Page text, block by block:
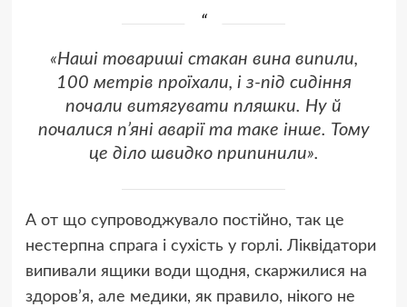
«Наші товариші стакан вина випили,
100 метрів проїхали, і з-під сидіння
почали витягувати пляшки. Ну й
почалися п’яні аварії та таке інше. Тому
це діло швидко припинили».
А от що супроводжувало постійно, так це
нестерпна спрага і сухість у горлі. Ліквідатори
випивали ящики води щодня, скаржилися на
здоров’я, але медики, як правило, нікого не